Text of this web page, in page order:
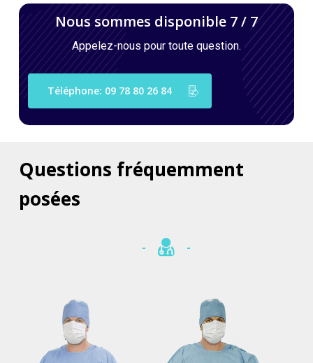
Nous sommes disponible 7 / 7
Appelez-nous pour toute question.
Téléphone: 09 78 80 26 84
Questions fréquemment
posées